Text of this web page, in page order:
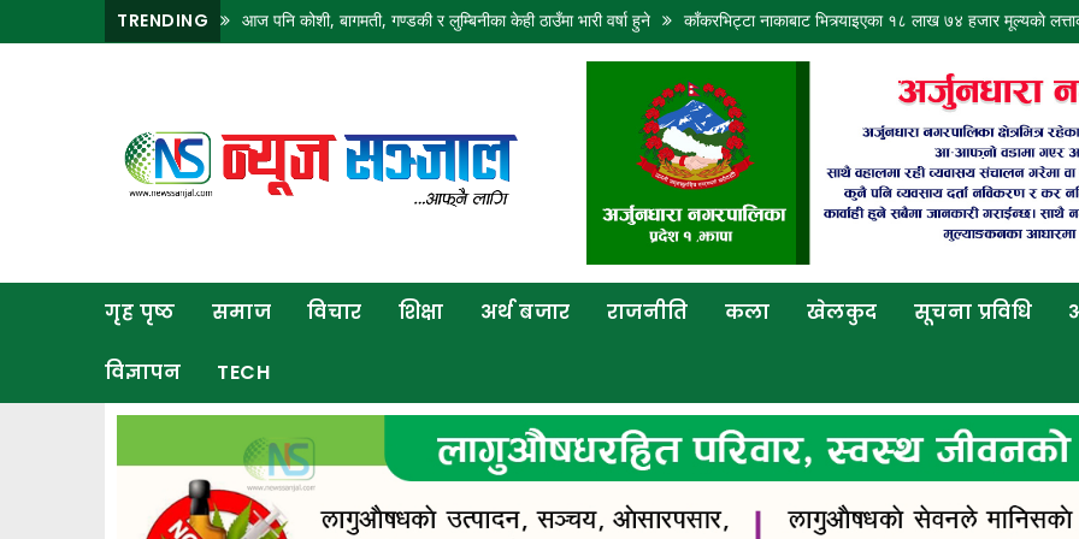
TRENDING आज पनि कोशी, बागमती, गण्डकी र लुम्बिनीका केही ठाउँमा भारी वर्षा हुने काँकरभिट्टा नाकाबाट भित्र्याइएका १८ लाख ७४ हजार मूल्यकाे
गृह पृष्ठ समाज विचार शिक्षा अर्थ बजार राजनीति कला खेलकुद सूचना प्रविधि
विज्ञापन TECH
राजनीति